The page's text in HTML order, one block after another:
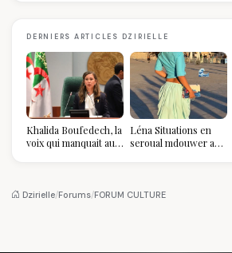
DERNIERS ARTICLES DZIRIELLE
Khalida Boufedech, la
voix qui manquait au
Léna Situations en
seroual mdouwer au
pièce mode de l'été
Dzirielle/Forums/FORUM CULTURE